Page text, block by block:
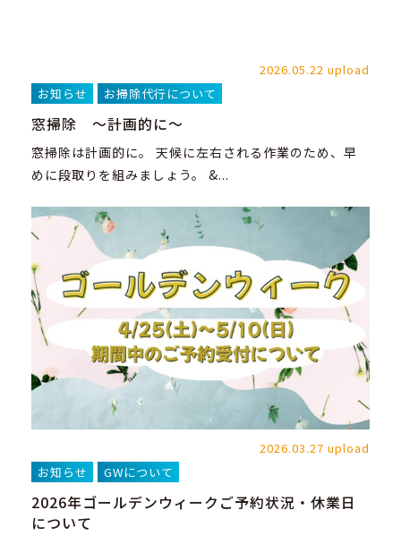
2026.05.22 upload
お知らせ
お掃除代行について
窓掃除 ～計画的に～
窓掃除は計画的に。 天候に左右される作業のため、早
めに段取りを組みましょう。 &...
2026.03.27 upload
お知らせ
GWについて
2026年ゴールデンウィークご予約状況・休業日
について